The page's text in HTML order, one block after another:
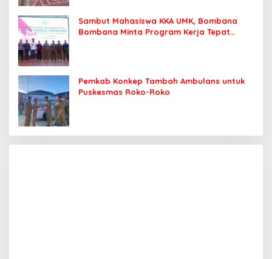
Sambut Mahasiswa KKA UMK, Bombana
Bombana Minta Program Kerja Tepat
Pemkab Konkep Tambah Ambulans untuk
Puskesmas Roko-Roko